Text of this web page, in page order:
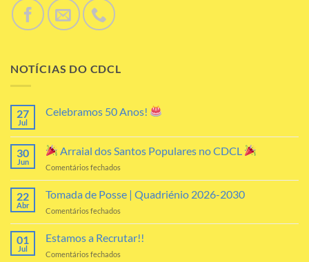
NOTÍCIAS DO CDCL
27
Jul
Celebramos 50 Anos!
Celebramos
Anos!
30
Jun
Arraial dos Santos Populares no CDCL
Comentários fechados
Arraial
dos
Santos
Populares
no
22
Abr
Tomada de Posse | Quadriénio 2026-2030
Comentários fechados
de
Posse
|
01
Jul
Estamos a Recrutar!!
Comentários fechados